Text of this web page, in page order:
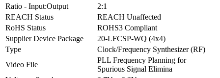
Ratio - Input:Output
2:1
REACH Status
REACH Unaffected
RoHS Status
ROHS3 Compliant
Supplier Device Package
20-LFCSP-WQ (4x4)
Type
Clock/Frequency Synthesizer (RF)
Video File
PLL Frequency Planning for
Spurious Signal Elimina